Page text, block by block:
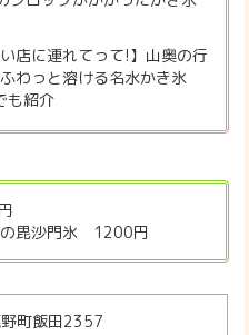
店に連れてって!】山奥の行
わっと溶ける名水かき氷
も紹介
の毘沙門氷 1200円
町飯田2357